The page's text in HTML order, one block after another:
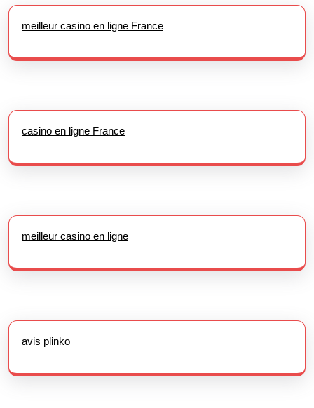
meilleur casino en ligne France
casino en ligne France
meilleur casino en ligne
avis plinko